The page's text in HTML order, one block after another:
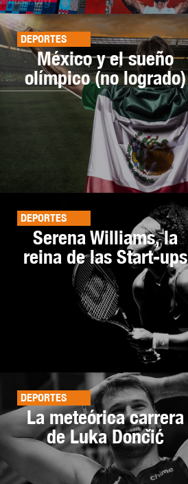
DEPORTES
México y el sueño
olímpico (no logrado)
DEPORTES
Serena Williams, la
reina de las Start-ups
DEPORTES
La meteórica carrera
de Luka Dončić